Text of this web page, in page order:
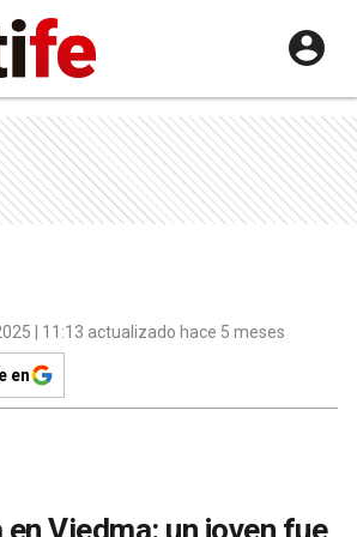
| 11:13 actualizado hace 5 meses
en
Viedma: un joven fue